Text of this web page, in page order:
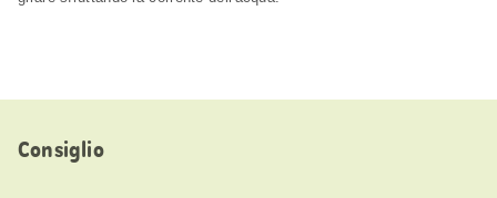
Consiglio